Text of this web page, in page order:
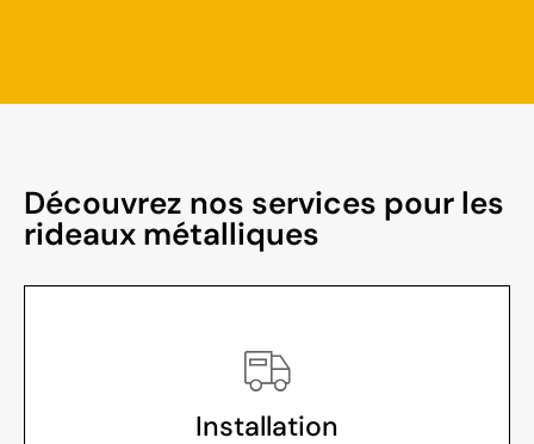
Découvrez nos services pour les
rideaux métalliques
Installation